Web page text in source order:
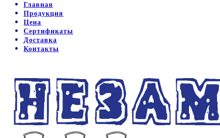
Главная
Продукция
Цена
Сертификаты
Доставка
Контакты